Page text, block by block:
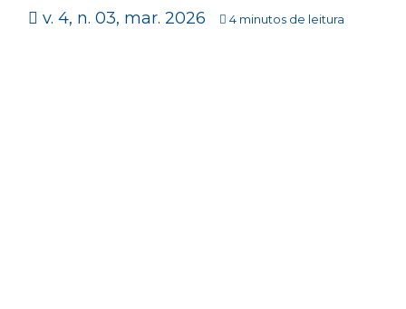
v. 4, n. 03, mar. 2026 4 minutos de leitura